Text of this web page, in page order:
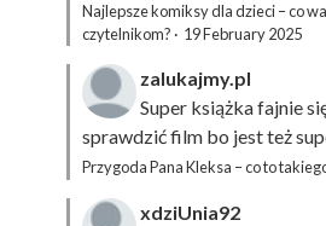
Najlepsze komiksy dla dzieci – co
czytelnikom? · 19 February 2025
zalukajmy.pl
Super książka fajnie
sprawdzić film bo jest też
Przygoda Pana Kleksa – co to
xdziUnia92